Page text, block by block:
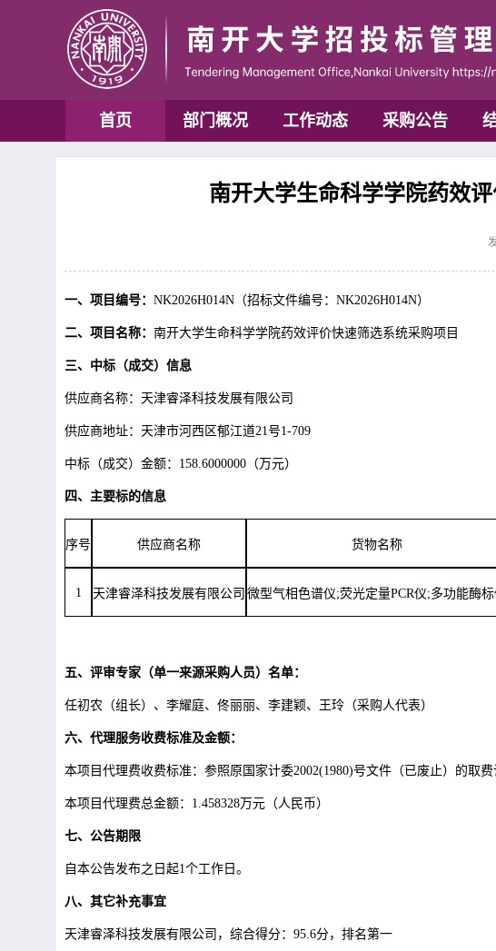
首页 部门概况 工作动态 采购公告
南开大学生命科学学院药效
一、项目编号： NK2026H014N（招标文件编号：NK2026H014N）
二、项目名称： 南开大学生命科学学院药效评价快速筛选系统采购项目
三、中标（成交）信息
供应商名称：天津睿泽科技发展有限公司
供应商地址：天津市河西区郁江道21号1-709
中标（成交）金额： 158.6000000（万元）
四、主要标的信息
序号 供应商名称 货物名称
1 天津睿泽科技发展有限公司 微型气相色谱仪;荧光定量PCR仪;多功能酶标
五、评审专家（单一来源采购人员）名单：
任初农（组长）、李耀庭、佟丽丽、李建颖、王玲（采购人代表）
六、代理服务收费标准及金额：
本项目代理费收费标准：参照原国家计委2002(1980)号文件（已废止）的取
本项目代理费总金额： 1.458328万元（人民币）
七、公告期限
自本公告发布之日起1个工作日。
八、其它补充事宜
天津睿泽科技发展有限公司，综合得分： 95.6分，排名第一